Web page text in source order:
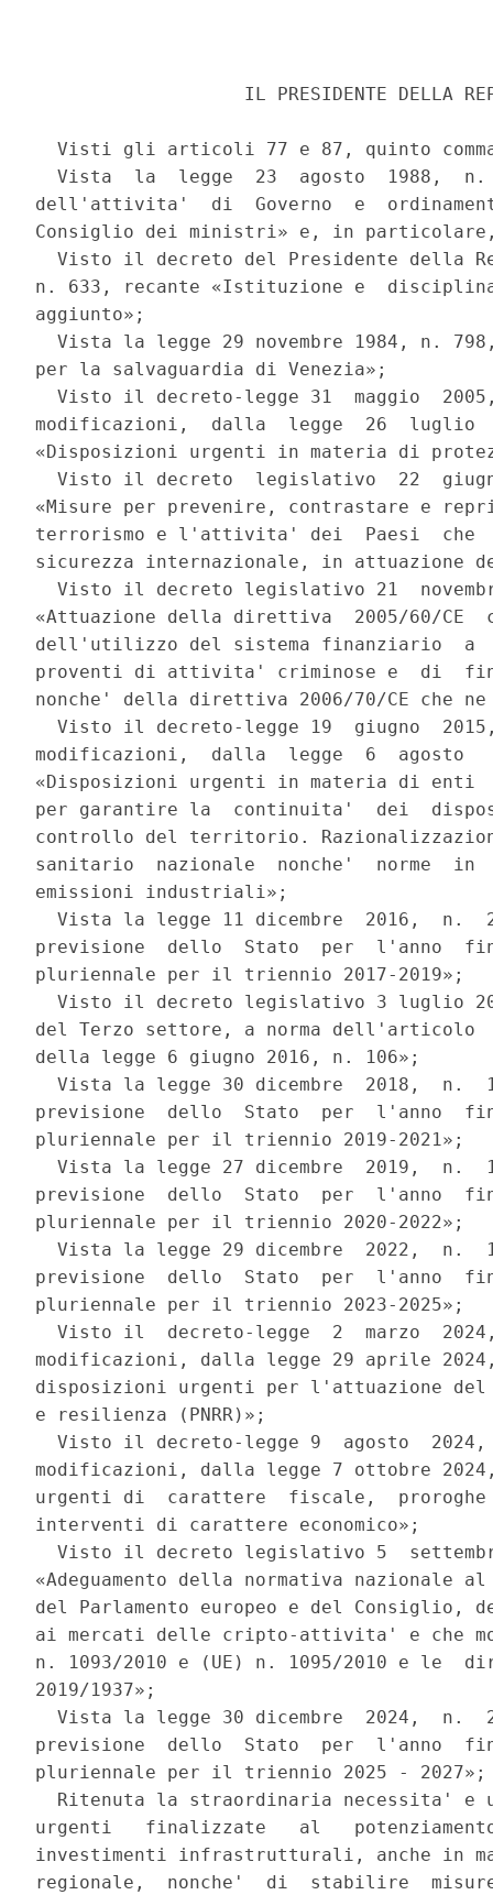
IL PRESIDENTE DELLA
Visti gli articoli 77 e 87, quinto
Vista  la  legge  23  agosto  1988,
dell'attivita'  di  Governo  e
Consiglio dei ministri» e, in
Visto il decreto del Presidente della
n. 633, recante «Istituzione e
aggiunto»;
Vista la legge 29 novembre 1984, n.
per la salvaguardia di Venezia»;
Visto il decreto-legge 31  maggio
modificazioni,  dalla  legge  26  luglio
«Disposizioni urgenti in materia di
Visto il decreto  legislativo  22
«Misure per prevenire, contrastare e
terrorismo e l'attivita' dei  Paesi  che
sicurezza internazionale, in attuazione
Visto il decreto legislativo 21
«Attuazione della direttiva  2005/60/CE
dell'utilizzo del sistema finanziario  a
proventi di attivita' criminose e  di
nonche' della direttiva 2006/70/CE che
Visto il decreto-legge 19  giugno
modificazioni,  dalla  legge  6  agosto
«Disposizioni urgenti in materia di
per garantire la  continuita'  dei
controllo del territorio.
sanitario  nazionale  nonche'  norme
emissioni industriali»;
Vista la legge 11 dicembre  2016,  n.
previsione  dello  Stato  per  l'anno
pluriennale per il triennio 2017-2019»;
Visto il decreto legislativo 3 luglio
del Terzo settore, a norma
della legge 6 giugno 2016, n. 106»;
Vista la legge 30 dicembre  2018,  n.
previsione  dello  Stato  per  l'anno
pluriennale per il triennio 2019-2021»;
Vista la legge 27 dicembre  2019,  n.
previsione  dello  Stato  per  l'anno
pluriennale per il triennio 2020-2022»;
Vista la legge 29 dicembre  2022,  n.
previsione  dello  Stato  per  l'anno
pluriennale per il triennio 2023-2025»;
Visto il  decreto-legge  2  marzo
modificazioni, dalla legge 29 aprile
disposizioni urgenti per l'attuazione del
e resilienza (PNRR)»;
Visto il decreto-legge 9  agosto
modificazioni, dalla legge 7 ottobre
urgenti di  carattere  fiscale,
interventi di carattere economico»;
Visto il decreto legislativo 5
«Adeguamento della normativa nazionale
del Parlamento europeo e del Consiglio,
ai mercati delle cripto-attivita' e che
n. 1093/2010 e (UE) n. 1095/2010 e le
2019/1937»;
Vista la legge 30 dicembre  2024,  n.
previsione  dello  Stato  per  l'anno
pluriennale per il triennio 2025 -
Ritenuta la straordinaria necessita' e
urgenti   finalizzate   al
investimenti infrastrutturali, anche in
regionale,  nonche'  di  stabilire